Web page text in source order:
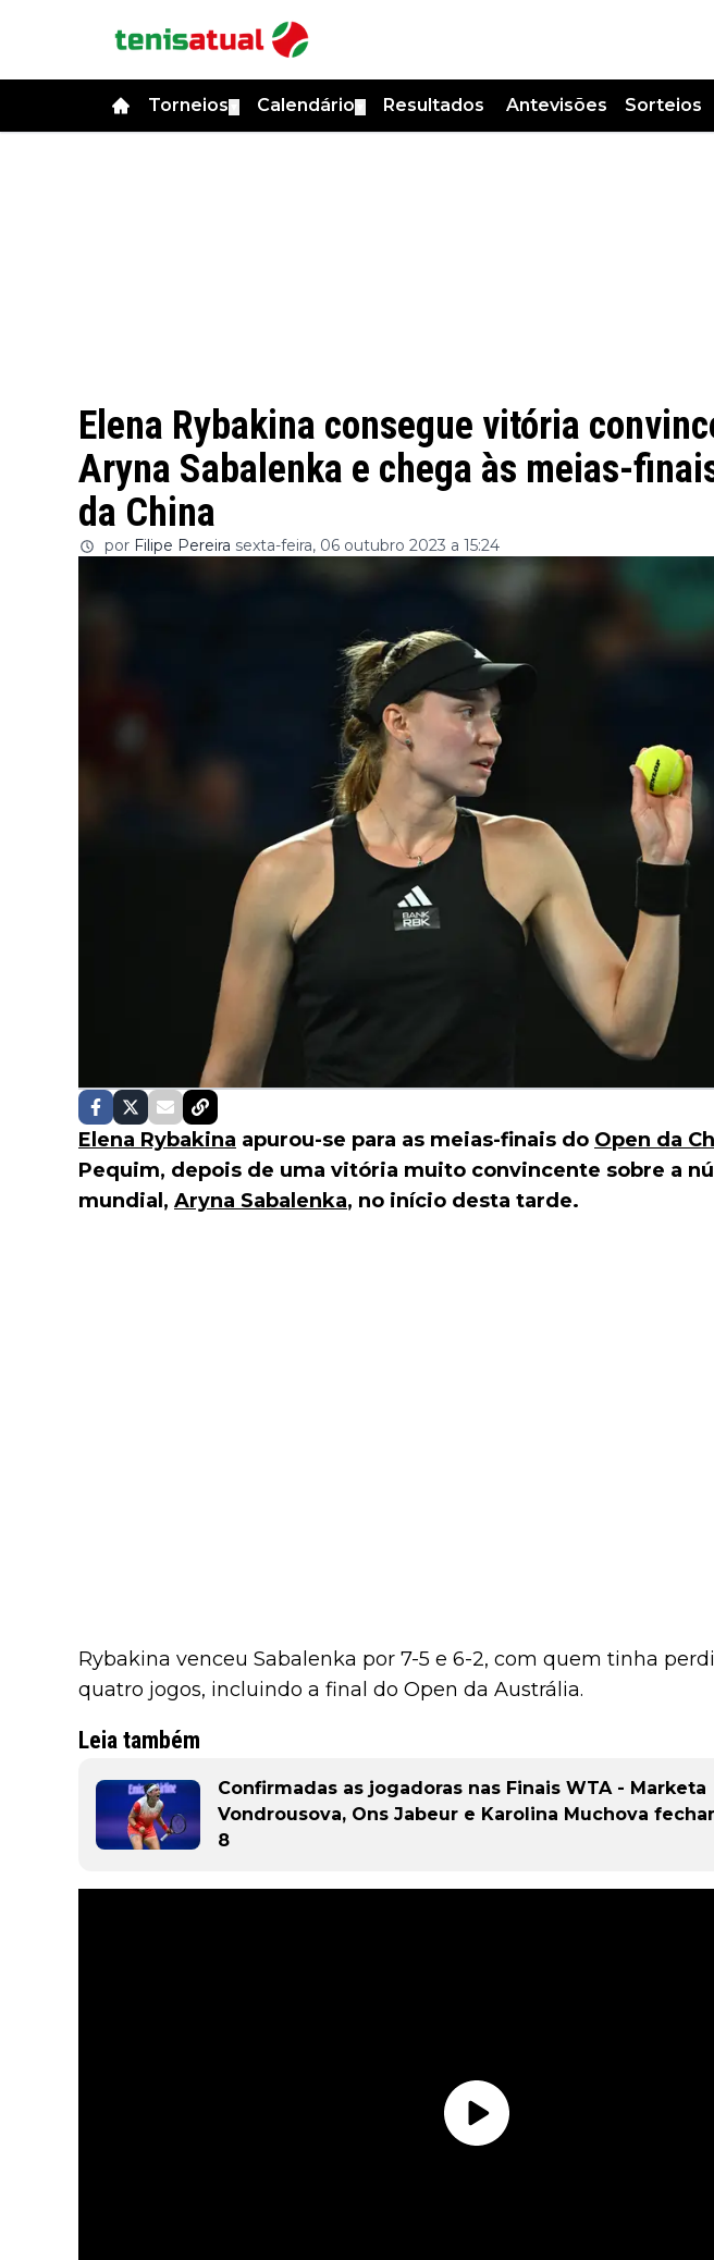
Torneios Calendário Resultados Antevisões Sorteios
Elena Rybakina consegue vitória
Aryna Sabalenka e chega às meias-
da China
por Filipe Pereira sexta-feira, 06 outubro 2023 a 15:24
Elena Rybakina apurou-se para as meias-finais do Open da
Pequim, depois de uma vitória muito convincente sobre a
mundial, Aryna Sabalenka, no início desta tarde.
Rybakina venceu Sabalenka por 7-5 e 6-2, com quem tinha
quatro jogos, incluindo a final do Open da Austrália.
Leia também
Confirmadas as jogadoras nas Finais WTA - Marketa
Vondrousova, Ons Jabeur e Karolina Muchova
8